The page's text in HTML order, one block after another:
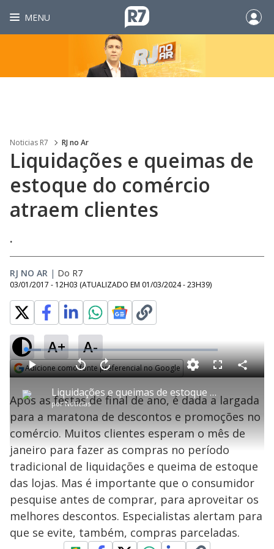
MENU
Noticias R7 RJ no Ar
Liquidações e queimas de
estoque do comércio
atraem clientes
.
RJ NO AR | Do R7
03/01/2017 - 12H03 (ATUALIZADO EM 01/03/2024 - 23H39)
A+ A-
Adicione como fonte preferencial no Google
P
l
a
y
Liquidações e queimas de estoque do comércio atraem clientes
porNotícias
P V
t
a
r
0
e
g
n
d
s
A
n
1
e
u
n
o
s
M
u
d
o
L
o
a
d
e
.
0
%
F
e
n
C
o
a
r
i
l
a
Após as festas de final de ano, é dada a largada
para a maratona de descontos e promoções no
comércio. Muitos clientes esperam o mês de
janeiro para fazer as compras no período
tradicional de liquidações e queima de estoque
das lojas. Mas é importante que o consumidor
pesquise antes de comprar, para aproveitar os
melhores descontos. Especialistas alertam para
que se evite, também, compras parceladas.